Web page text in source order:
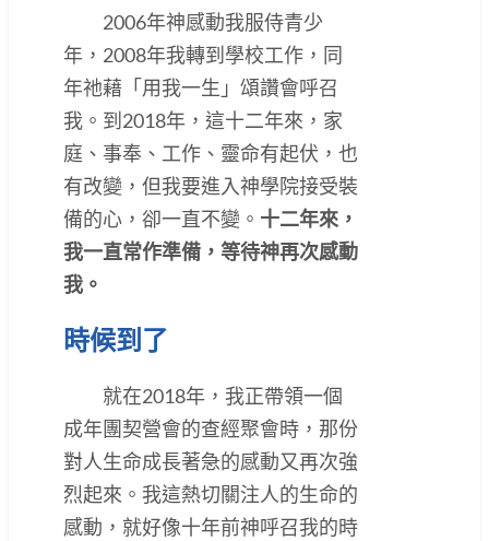
2006年神感動我服侍青少
年，2008年我轉到學校工作，同
年祂藉「用我一生」頌讚會呼召
我。到2018年，這十二年來，家
庭、事奉、工作、靈命有起伏，也
有改變，但我要進入神學院接受裝
備的心，卻一直不變。 十二年來，
我一直常作準備，等待神再次感動
我。
時候到了
就在2018年，我正帶領一個
成年團契營會的查經聚會時，那份
對人生命成長著急的感動又再次強
烈起來。我這熱切關注人的生命的
感動，就好像十年前神呼召我的時